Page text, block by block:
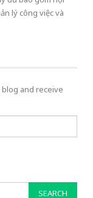
lý công việc và
and receive